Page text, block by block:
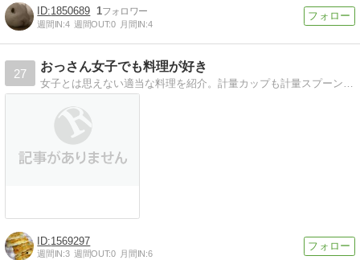
1850689 1
週間IN:4 週間OUT:0 月間IN:4
27
おっさん女子でも料理が好き
1569297
週間IN:3 週間OUT:0 月間IN:6